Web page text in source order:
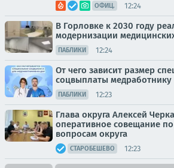
ОФИЦ. 12:24
В Горловке к 2030 году
модернизации
ПАБЛИКИ 12:24
От чего зависит размер
соцвыплаты медработнику
ПАБЛИКИ 12:23
Глава округа Алексей
оперативное совещание
вопросам округа
СТАРОБЕШЕВО 12:23